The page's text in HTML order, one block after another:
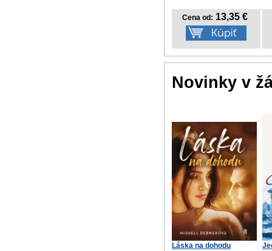
Cena od: 13,35 €
Novinky v
Láska na dohodu